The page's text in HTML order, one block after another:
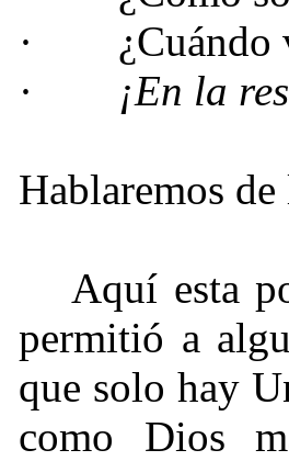
·
¿Cuándo
·
¡En la
Hablaremos
Aquí esta
permitió a
que solo hay
como Dios